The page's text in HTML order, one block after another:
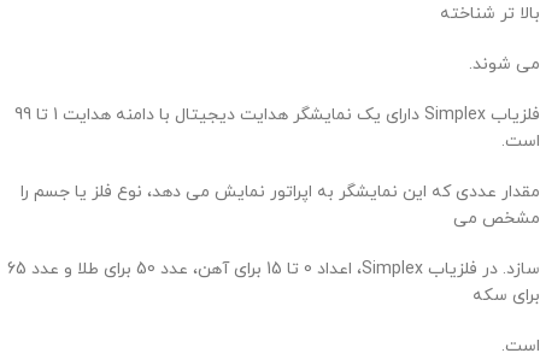
بالا تر شناخته
می شوند.
فلزیاب Simplex دارای یک نمایشگر هدایت دیجیتال با دامنه هدایت 1 تا 99
است.
مقدار عددی که این نمایشگر به اپراتور نمایش می دهد، نوع فلز یا جسم را
مشخص می
سازد. در فلزیاب Simplex، اعداد 0 تا 15 برای آهن، عدد 50 برای طلا و عدد 65
برای سکه
است.